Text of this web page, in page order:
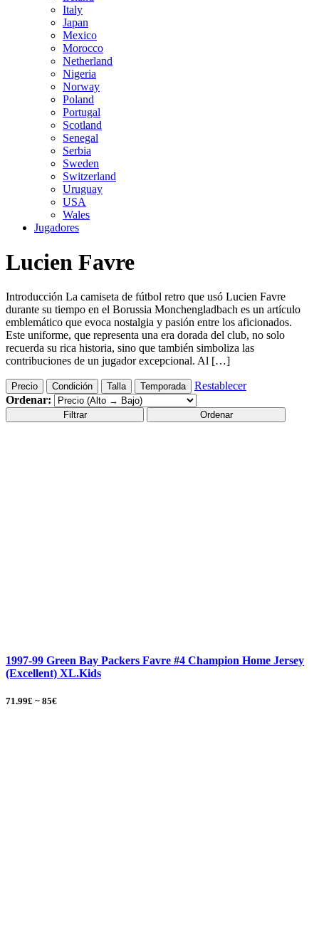
Italy
Japan
Mexico
Morocco
Netherland
Nigeria
Norway
Poland
Portugal
Scotland
Senegal
Serbia
Sweden
Switzerland
Uruguay
USA
Wales
Jugadores
Lucien Favre
Introducción La camiseta de fútbol retro que usó Lucien Favre
durante su tiempo en el Borussia Monchengladbach es un artículo
emblemático que evoca nostalgia y pasión entre los aficionados.
Este uniforme, que representa una era dorada del club, no solo
recuerda su rica historia, sino que también simboliza las
contribuciones de un jugador excepcional. Al […]
Precio Condición Talla Temporada
Restablecer
Ordenar:
Filtrar Ordenar
1997-99 Green Bay Packers Favre #4 Champion Home Jersey
(Excellent) XL.Kids
71.99£ ~ 85€